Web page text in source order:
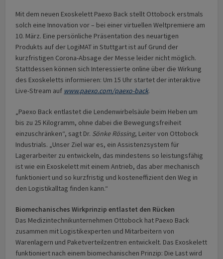
Mit dem neuen Exoskelett Paexo Back stellt Ottobock erstmals
solch eine Innovation vor – bei einer virtuellen Weltpremiere am
10. März. Eine persönliche Präsentation des neuartigen
Produkts auf der LogiMAT in Stuttgart ist auf Grund der
kurzfristigen Corona-Absage der Messe leider nicht möglich.
Stattdessen können sich Interessierte online über die Wirkung
des Exoskeletts informieren: Um 15 Uhr startet der interaktive
Live-Stream auf www.paexo.com/paexo-back.
„Paexo Back entlastet die Lendenwirbelsäule beim Heben um
bis zu 25 Kilogramm, ohne dabei die Bewegungsfreiheit
einzuschränken“, sagt Dr. Sönke Rössing, Leiter von Ottobock
Industrials. „Unser Ziel war es, ein Assistenzsystem für
Lagerarbeiter zu entwickeln, das mindestens so leistungsfähig
ist wie ein Exoskelett mit einem Antrieb, das aber mechanisch
funktioniert und so kurzfristig und kosteneffizient den Weg in
den Logistikalltag finden kann.“
Biomechanisches Wirkprinzip entlastet den Rücken
Das Medizintechnikunternehmen Ottobock hat Paexo Back
zusammen mit Logistikexperten und Mitarbeitern von
Warenlagern und Paketverteilzentren entwickelt. Das Exoskelett
funktioniert nach einem biomechanischen Prinzip: Die Last wird